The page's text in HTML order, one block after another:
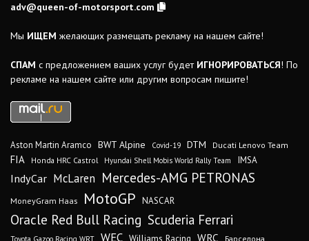
adv@queen-of-motorsport.com
Мы ИЩЕМ желающих размещать рекламу на нашем сайте!
СПАМ с предложением ваших услуг будет ИГНОРИРОВАТЬСЯ! По
рекламе на нашем сайте или другим вопросам пишите!
Aston Martin Aramco BWT Alpine Covid-19 DTM Ducati Lenovo Team
FIA Honda HRC Castrol Hyundai Shell Mobis World Rally Team IMSA
IndyCar McLaren Mercedes-AMG PETRONAS
MoneyGram Haas MotoGP NASCAR
Oracle Red Bull Racing Scuderia Ferrari
Toyota Gazoo Racing WRT WEC Williams Racing WRC
Барселона